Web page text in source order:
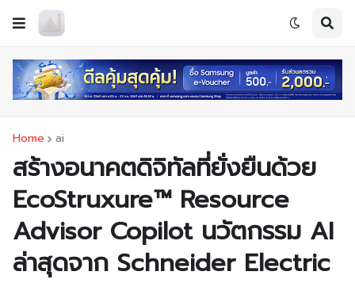
Home ai
สร้างอนาคตดิจิทัลที่ยั่งยืนด้วย
EcoStruxure™ Resource
Advisor Copilot นวัตกรรม AI
ล่าสุดจาก Schneider Electric